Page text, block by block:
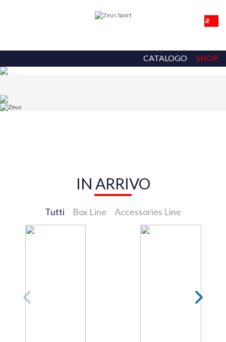
CATALOGO SHOP
IN ARRIVO
Tutti Box Line Accessories Line